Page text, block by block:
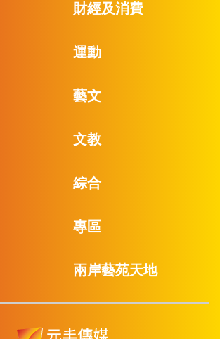
財經及消費
運動
藝文
文教
綜合
專區
兩岸藝苑天地